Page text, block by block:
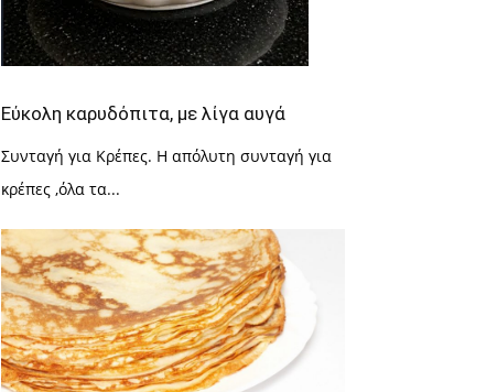
Εύκολη καρυδόπιτα, με λίγα αυγά
Συνταγή για Κρέπες. Η απόλυτη συνταγή για
κρέπες ,όλα τα...